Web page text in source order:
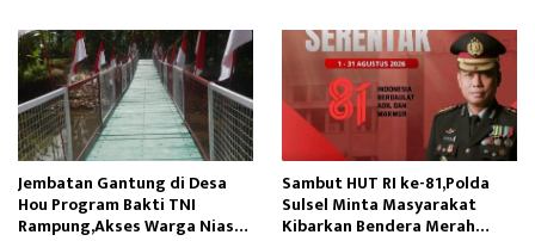
Jembatan Gantung di Desa
Hou Program Bakti TNI
Rampung,Akses Warga Nias
Sambut HUT RI ke-81,Polda
Sulsel Minta Masyarakat
Kibarkan Bendera Merah